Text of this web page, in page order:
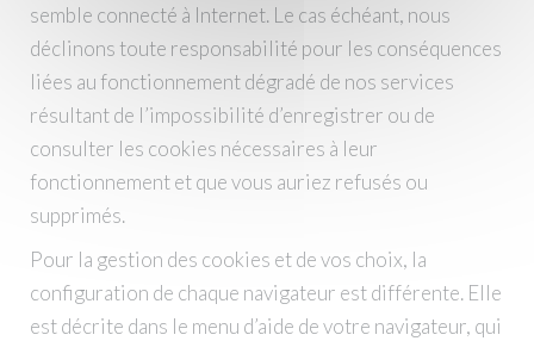
semble connecté à Internet. Le cas échéant, nous
déclinons toute responsabilité pour les conséquences
liées au fonctionnement dégradé de nos services
résultant de l’impossibilité d’enregistrer ou de
consulter les cookies nécessaires à leur
fonctionnement et que vous auriez refusés ou
supprimés.
Pour la gestion des cookies et de vos choix, la
configuration de chaque navigateur est différente. Elle
est décrite dans le menu d’aide de votre navigateur, qui